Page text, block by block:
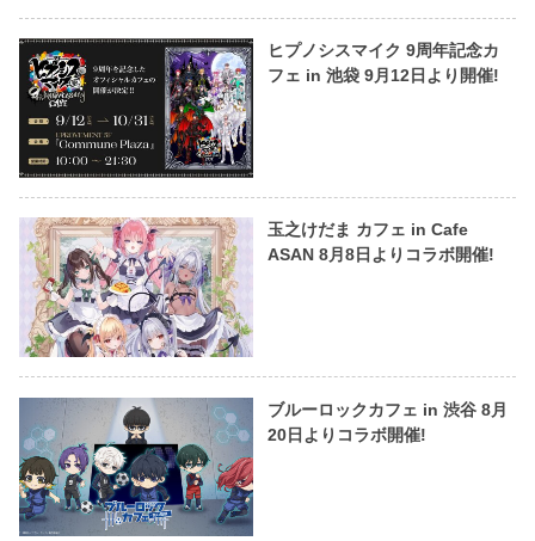
ヒプノシスマイク 9周年記念カ
フェ in 池袋 9月12日より開催!
玉之けだま カフェ in Cafe
ASAN 8月8日よりコラボ開催!
ブルーロックカフェ in 渋谷 8月
20日よりコラボ開催!